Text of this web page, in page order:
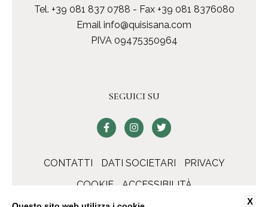
Tel. +39 081 837 0788 - Fax +39 081 8376080
Email info@quisisana.com
PIVA 09475350964
SEGUICI SU
CONTATTI DATI SOCIETARI
PRIVACY
COOKIE
ACCESSIBILITÀ
X